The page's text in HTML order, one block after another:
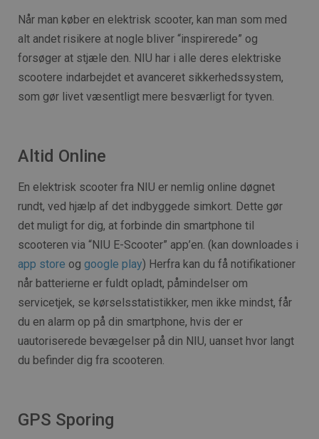
Når man køber en elektrisk scooter, kan man som med
alt andet risikere at nogle bliver “inspirerede” og
forsøger at stjæle den. NIU har i alle deres elektriske
scootere indarbejdet et avanceret sikkerhedssystem,
som gør livet væsentligt mere besværligt for tyven.
Altid Online
En elektrisk scooter fra NIU er nemlig online døgnet
rundt, ved hjælp af det indbyggede simkort. Dette gør
det muligt for dig, at forbinde din smartphone til
scooteren via “NIU E-Scooter” app’en. (kan downloades i
app store og google play) Herfra kan du få notifikationer
når batterierne er fuldt opladt, påmindelser om
servicetjek, se kørselsstatistikker, men ikke mindst, får
du en alarm op på din smartphone, hvis der er
uautoriserede bevægelser på din NIU, uanset hvor langt
du befinder dig fra scooteren.
GPS Sporing